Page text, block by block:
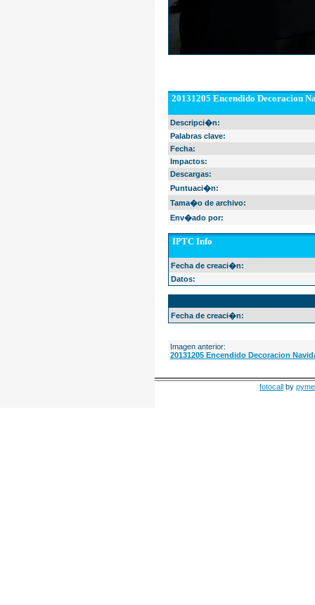
20131205 Encendido Decoracion
Descripci�n:
Palabras clave:
Fecha:
Impactos:
Descargas:
Puntuaci�n:
Tama�o de archivo:
Env�ado por:
IPTC Info
Fecha de creaci�n:
Datos:
Fecha de creaci�n:
Imagen anterior:
20131205 Encendido Decoracion
fotocall by